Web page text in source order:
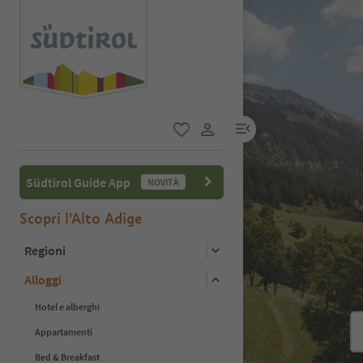
user link
menu link
Südtirol Guide App NOVITÀ
Scopri l'Alto Adige
Regioni
Alloggi
Hotel e alberghi
Appartamenti
Bed & Breakfast